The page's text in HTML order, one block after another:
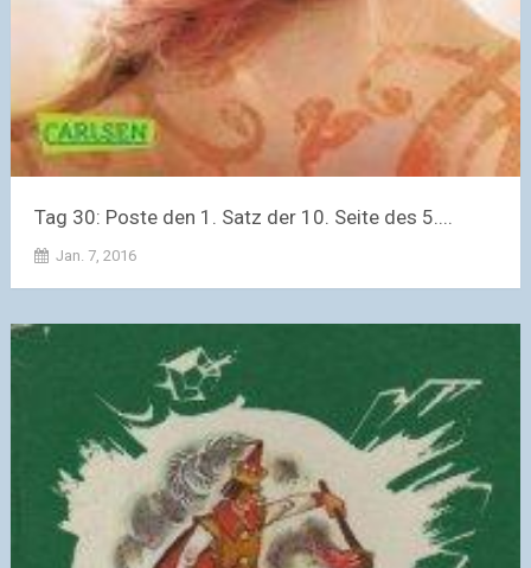
Tag 30: Poste den 1. Satz der 10. Seite des 5....
Jan. 7, 2016